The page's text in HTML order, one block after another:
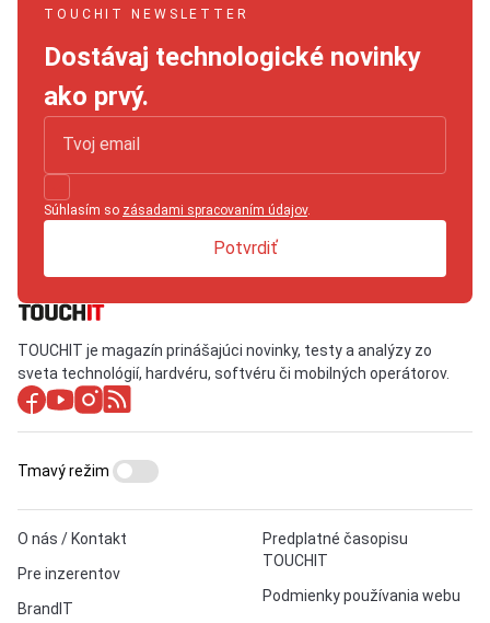
TOUCHIT NEWSLETTER
Dostávaj technologické novinky
ako prvý.
Súhlasím so zásadami spracovaním údajov.
Potvrdiť
TOUCHIT je magazín prinášajúci novinky, testy a analýzy zo
sveta technológií, hardvéru, softvéru či mobilných operátorov.
O nás / Kontakt
Pre inzerentov
BrandIT
Predplatné časopisu
TOUCHIT
Podmienky používania webu
Tmavý režim